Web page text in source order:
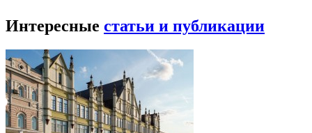
Интересные статьи и публикации